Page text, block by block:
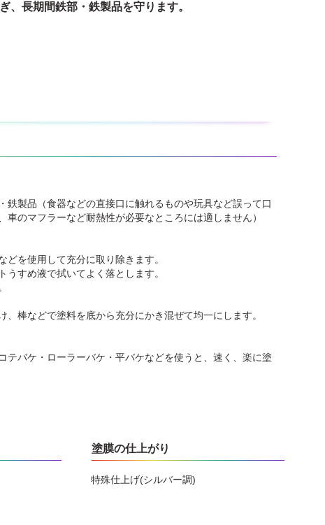
、長期間鉄部・鉄製品を守ります。
製品（食器などの直接口に触れるものや玩具など誤って口
のマフラーなど耐熱性が必要なところには適しません）
を使用して充分に取り除きます。
すめ液で拭いてよく落とします。
棒などで塗料を底から充分にかき混ぜて均一にします。
バケ・ローラーバケ・平バケなどを使うと、速く、楽に塗
塗膜の仕上がり
特殊仕上げ(シルバー調)